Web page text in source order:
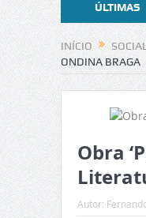
ÚLTIMAS
NOTÍCIAS
ensina a conhecer e
INÍCIO SOCIAL
ONDINA BRAGA
Obra
Autor: